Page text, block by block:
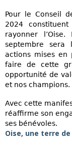
Pour le Conseil
2024
rayonner
septembre sera
actions mises en
faire de cette
opportunité de
et nos champions.
Avec cette
réaffirme son
ses bénévoles.
Oise, une terre